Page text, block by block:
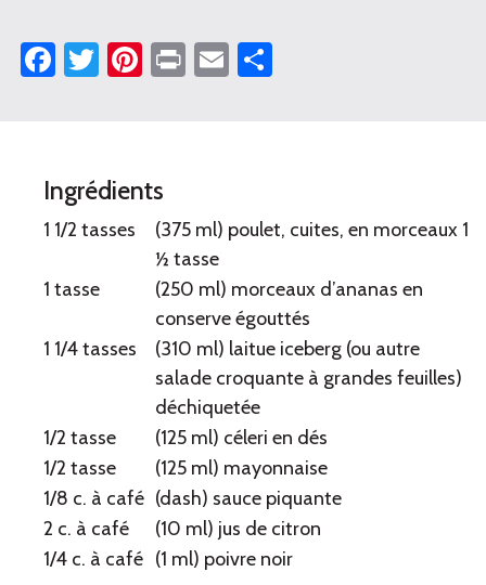
Facebook
Twitter
Pinterest
PrintEmail
Salade
de
l’hawaïenne
Ingrédients
1 1/2 tasses
(375 ml) poulet, cuites, en morceaux 1
½ tasse
1 tasse
(250 ml) morceaux d’ananas en
conserve égouttés
1 1/4 tasses
(310 ml) laitue iceberg (ou autre
salade croquante à grandes feuilles)
déchiquetée
1/2 tasse
(125 ml) céleri en dés
1/2 tasse
(125 ml) mayonnaise
1/8 c. à café (dash) sauce piquante
2 c. à café
(10 ml) jus de citron
1/4 c. à café (1 ml) poivre noir